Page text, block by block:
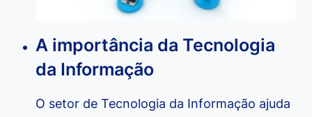
A importância da Tecnologia
da Informação
O setor de Tecnologia da Informação ajuda